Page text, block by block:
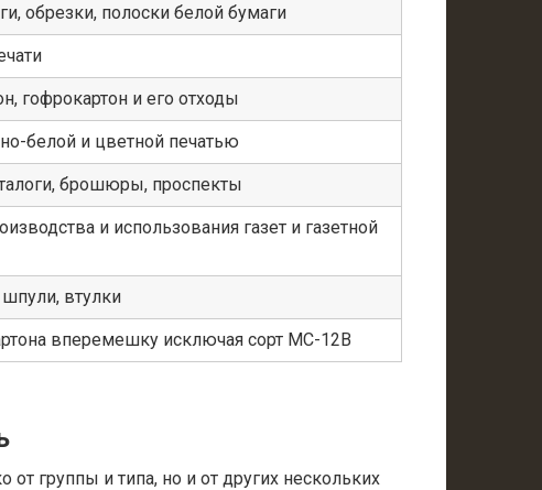
обрезки, полоски белой бумаги
гофрокартон и его отходы
белой и цветной печатью
брошюры, проспекты
и использования газет и газетной
втулки
вперемешку исключая сорт МС-12В
от группы и типа, но и от других нескольких